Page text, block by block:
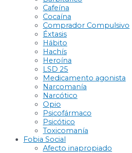
Cafeína
Cocaína
Comprador Compulsivo
Éxtasis
Hábito
Hachís
Heroína
LSD 25
Medicamento agonista
Narcomanía
Narcótico
Opio
Psicofármaco
Psicótico
Toxicomanía
Fobia Social
Afecto inapropiado